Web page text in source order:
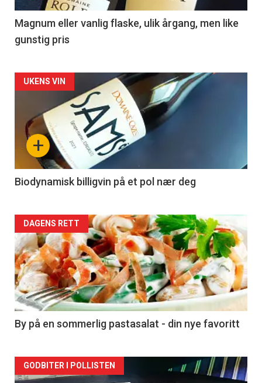
3
Magnum eller vanlig flaske, ulik årgang, men like
gunstig pris
Forsiden
akkurat
nå
4
+
UKENS VIN
Biodynamisk billigvin på et pol nær deg
Forsiden
akkurat
nå
-
5
DAGENS RETT
By på en sommerlig pastasalat - din nye favoritt
Forsiden
GODBITER I POLLISTEN